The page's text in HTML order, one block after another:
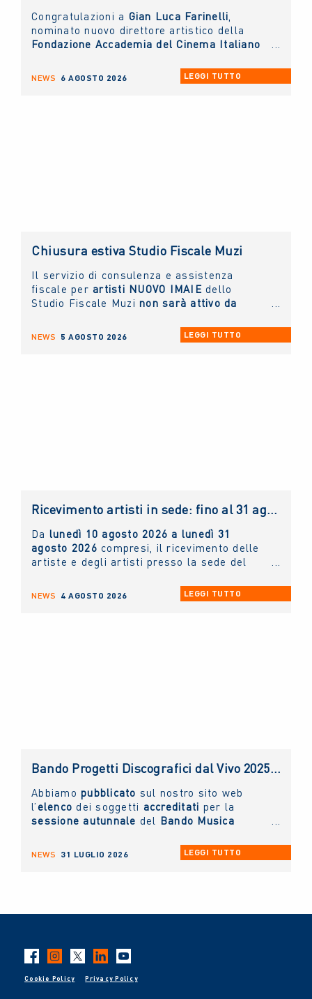
Congratulazioni a Gian Luca Farinelli,
nominato nuovo direttore artistico della
Fondazione Accademia del Cinema Italiano
IMAIEè socio sostenitore.
NEWS 6 AGOSTO 2026 LEGGI TUTTO
Chiusura estiva Studio Fiscale Muzi
Il servizio di consulenza e assistenza
fiscale per artisti NUOVO IMAIE dello
Studio Fiscale Muzi non sarà attivo da
prossimi.
NEWS 5 AGOSTO 2026 LEGGI TUTTO
Ricevimento artisti in sede: fino al 31 agosto 2026 solo con appuntamento
Da lunedì 10 agosto 2026 a lunedì 31
agosto 2026 compresi, il ricevimento delle
artiste e degli artisti presso la sede del
esclusivamente tramite appuntamento. Chi
lo desidera può scrivere un'e-mail
NEWS 4 AGOSTO 2026 LEGGI TUTTO
Bando Progetti Discografici dal Vivo 2025 – 2026: pubblicato l’elenco accreditati sessione autunnale
Abbiamo pubblicato sul nostro sito web
l’ elenco dei soggetti accreditati per la
sessione autunnale del Bando Musica
2025 - 2026.
NEWS 31 LUGLIO 2026 LEGGI TUTTO
Cookie Policy Privacy Policy